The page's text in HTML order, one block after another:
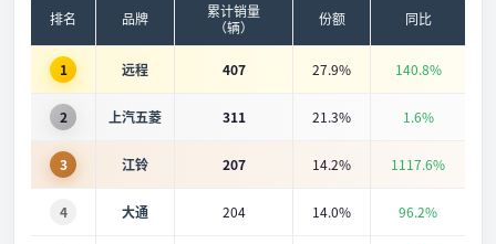
排名 品牌
累计销量
（辆）
份额 同比
1 远程 407 27.9% 140.8%
2 上汽五菱 311 21.3% 1.6%
3 江铃 207 14.2% 1117.6%
4 大通 204 14.0% 96.2%